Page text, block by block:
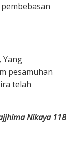
Yang
pesamuhan
telah
Nikaya 118